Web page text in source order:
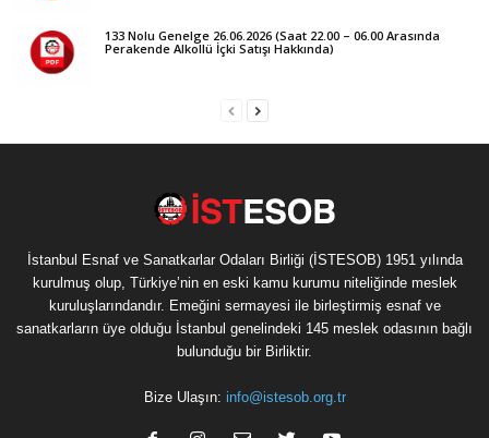
133 Nolu Genelge 26.06.2026 (Saat 22.00 – 06.00 Arasında
Perakende Alkollü İçki Satışı Hakkında)
İstanbul Esnaf ve Sanatkarlar Odaları Birliği (İSTESOB) 1951 yılında
kurulmuş olup, Türkiye’nin en eski kamu kurumu niteliğinde meslek
kuruluşlarındandır. Emeğini sermayesi ile birleştirmiş esnaf ve
sanatkarların üye olduğu İstanbul genelindeki 145 meslek odasının bağlı
bulunduğu bir Birliktir.
Bize Ulaşın: info@istesob.org.tr